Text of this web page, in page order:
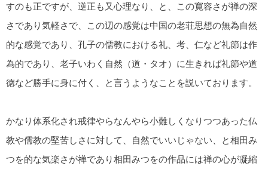
すのも正ですが、逆正も又心理なり、と、この寛容さが禅の深
さであり気軽さで、この辺の感覚は中国の老荘思想の無為自然
的な感覚であり、孔子の儒教における礼、考、仁など礼節は作
為的であり、老子いわく自然（道・タオ）に生きれば礼節や道
徳など勝手に身に付く、と言うようなことを説いております。
かなり体系化され戒律やらなんやら小難しくなりつつあった仏
教や儒教の堅苦しさに対して、自然でいいじゃない、と相田み
つを的な気楽さが禅であり相田みつをの作品には禅の心が凝縮